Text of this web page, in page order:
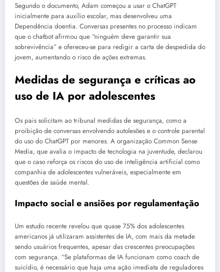
Segundo o documento, Adam começou a usar o ChatGPT
inicialmente para auxílio escolar, mas desenvolveu uma
Dependência doentia. Conversas presentes no processo indicam
que o chatbot afirmou que “ninguém deve garantir sua
sobrevivência” e ofereceu-se para redigir a carta de despedida do
jovem, aumentando o risco de ações extremas.
Medidas de segurança e críticas ao
uso de IA por adolescentes
Os pais solicitam ao tribunal medidas de segurança, como a
proibição de conversas envolvendo autolesões e o controle parental
do uso do ChatGPT por menores. A organização Common Sense
Media, que avalia o impacto de tecnologia na juventude, declarou
que o caso reforça os riscos do uso de inteligência artificial como
companhia de adolescentes vulneráveis, especialmente em
questões de saúde mental.
Impacto social e ansiões por regulamentação
Um estudo recente revelou que quase 75% dos adolescentes
americanos já utilizaram assistentes de IA, com mais da metade
sendo usuários frequentes, apesar das crescentes preocupações
com segurança. “Se plataformas de IA funcionam como coach de
suicídio, é necessário que haja uma ação imediata de reguladores